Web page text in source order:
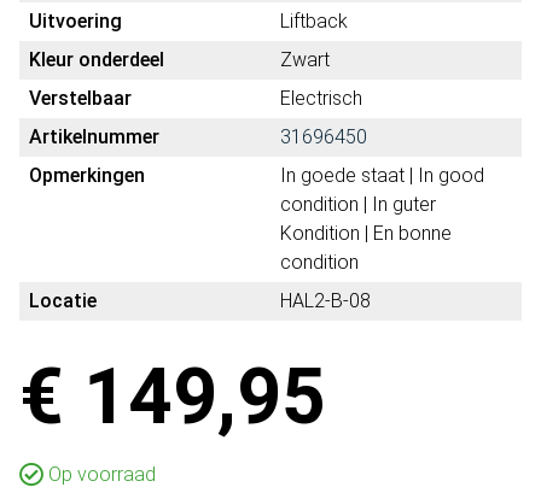
Uitvoering
Liftback
Kleur onderdeel
Zwart
Verstelbaar
Electrisch
Artikelnummer
31696450
Opmerkingen
In goede staat | In good
condition | In guter
Kondition | En bonne
condition
Locatie
HAL2-B-08
€ 149,95
Op voorraad